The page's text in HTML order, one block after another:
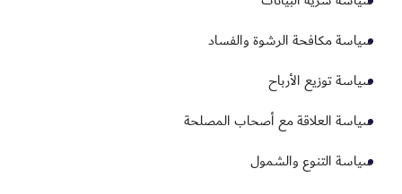
سياسة مكافحة الرشوة والفساد
سياسة توزيع الأرباح
سياسة العلاقة مع أصحاب المصلحة
سياسة التنوع والشمول